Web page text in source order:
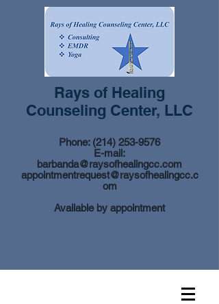
Rays of Healing
Counseling Center, LLC
Phone: (214) 253-9576
E-mail:
barbanda@raysofhealingcc.com
appointmentrequest@raysofhealingcc.c
om
Available by appointment